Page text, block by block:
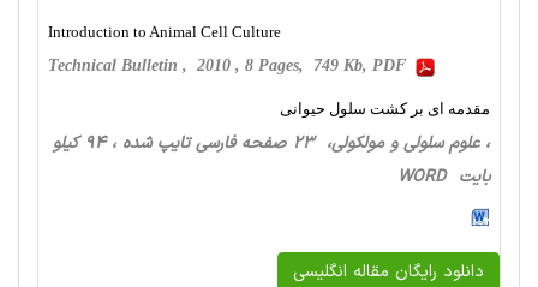
Introduction to Animal Cell Culture
Technical Bulletin , 2010 , 8 Pages, 749 Kb, PDF
مقدمه ای بر کشت سلول حیوانی
، علوم سلولی و مولکولی، 23 صفحه فارسی تایپ شده ، 94 کیلو
بایت WORD
دانلود رایگان مقاله انگلیسی